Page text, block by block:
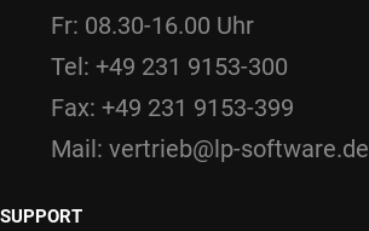
Fr: 08.30-16.00 Uhr
Tel: +49 231 9153-300
Fax: +49 231 9153-399
Mail: vertrieb@lp-software.de
SUPPORT